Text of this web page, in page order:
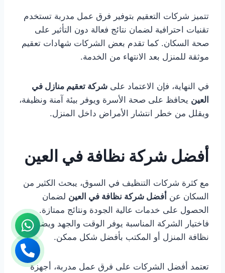
تتميز شركات التعقيم بتوفير فرق عمل مدربة تستخدم
تقنيات احترافية لضمان نتائج فعالة دون التأثير على
صحة السكان. كما تقدم بعض الشركات شهادات تعقيم
موثقة للمنزل بعد الانتهاء من الخدمة.
في النهاية، فإن الاعتماد على شركة تعقيم منازل في
العين يحافظ على صحة الأسرة ويوفر بيئة آمنة ونظيفة،
ويقلل من خطر انتشار الأمراض داخل المنزل.
أفضل شركة نظافة في العين
مع كثرة شركات التنظيف في السوق، يبحث الكثير من
السكان عن أفضل شركة نظافة في العين لضمان
الحصول على خدمات عالية الجودة ونتائج ممتازة.
فاختيار الشركة المناسبة يوفر الوقت والجهد ويضمن
نظافة المنزل أو المكتب بأفضل شكل ممكن.
تعتمد أفضل الشركات على فرق عمل مدربة، أجهزة